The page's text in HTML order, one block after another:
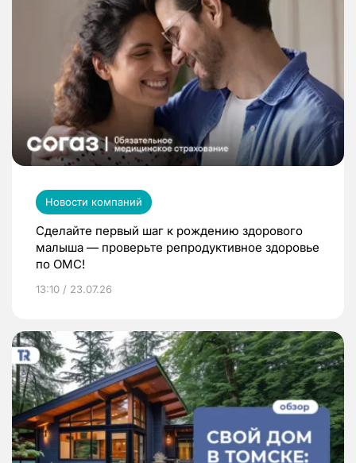
Новости компаний
Сделайте первый шаг к рождению здорового
малыша — проверьте репродуктивное здоровье
по ОМС!
13:10 / 23.07.26